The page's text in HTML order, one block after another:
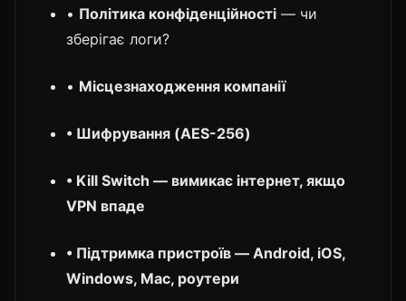
• Політика конфіденційності — чи
зберігає логи?
• Місцезнаходження компанії
• Шифрування (AES-256)
• Kill Switch — вимикає інтернет, якщо
VPN впаде
• Підтримка пристроїв — Android, iOS,
Windows, Mac, роутери